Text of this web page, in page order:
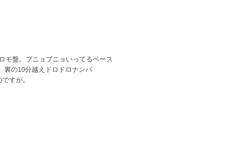
モ盤。ブニョブニョいってるベース
裏の10分越えドロドロナンバ
すが。